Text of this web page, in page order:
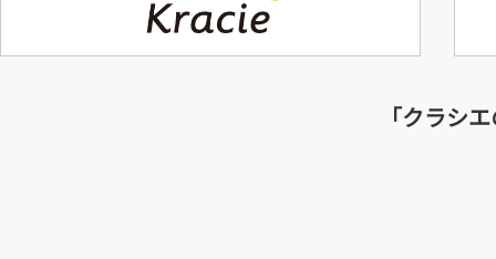
「クラシ